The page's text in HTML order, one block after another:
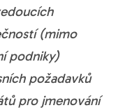
(mimo
podniky)
požadavků
pro jmenování